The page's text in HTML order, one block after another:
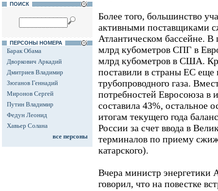
ПОИСК
ПЕРСОНЫ НОМЕРА
Барак Обама
Дворкович Аркадий
Дмитриев Владимир
Зюганов Геннадий
Миронов Сергей
Путин Владимир
Федун Леонид
Хавьер Солана
все персоны
Более того, большинство
активными поставщиками
Атлантическом бассейне.
млрд кубометров СПГ в
млрд кубометров в США.
поставили в страны ЕС еще
трубопроводного газа.
потребностей Евросоюза в
составила 43%, остальное
итогам текущего года
России за счет ввода в
терминалов по приему
катарского).
Вчера министр
говорил, что на повестке